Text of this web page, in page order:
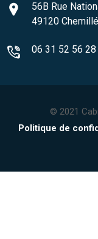
56B Rue
49120
06 31 52 56 28
© 2021
Politique de